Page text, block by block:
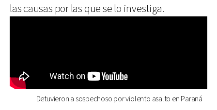
las causas por las que se lo investiga.
Detuvieron a sospechoso por violento asalto en Paraná